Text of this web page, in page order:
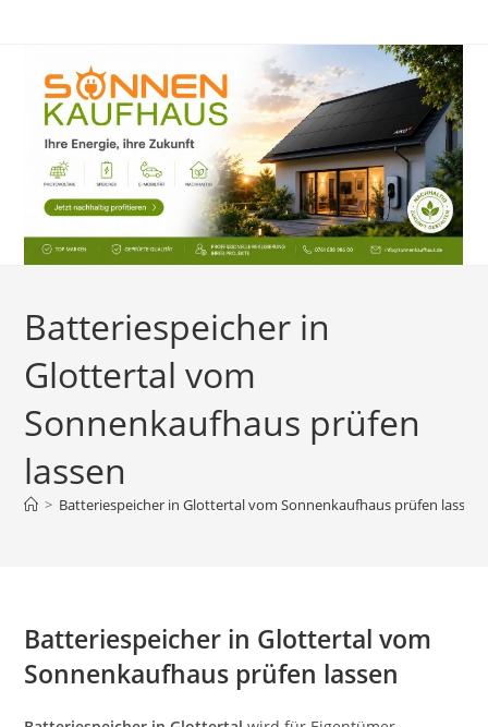
Batteriespeicher in
Glottertal vom
Sonnenkaufhaus prüfen
lassen
> Batteriespeicher in Glottertal vom Sonnenkaufhaus prüfen lassen
Batteriespeicher in Glottertal vom
Sonnenkaufhaus prüfen lassen